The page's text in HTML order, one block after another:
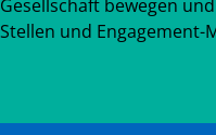
Gesellschaft bewegen
Stellen und Engagement-